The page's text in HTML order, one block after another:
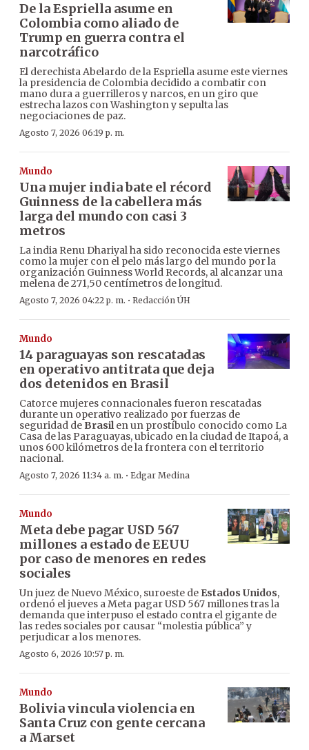
De la Espriella asume en
Colombia como aliado de
Trump en guerra contra el
narcotráfico
El derechista Abelardo de la Espriella asume este viernes
la presidencia de Colombia decidido a combatir con
mano dura a guerrilleros y narcos, en un giro que
estrecha lazos con Washington y sepulta las
negociaciones de paz.
Agosto 7, 2026 06:19 p. m.
Mundo
Una mujer india bate el récord
Guinness de la cabellera más
larga del mundo con casi 3
metros
La india Renu Dhariyal ha sido reconocida este viernes
como la mujer con el pelo más largo del mundo por la
organización Guinness World Records, al alcanzar una
melena de 271,50 centímetros de longitud.
Agosto 7, 2026 04:22 p. m. · Redacción ÚH
Mundo
14 paraguayas son rescatadas
en operativo antitrata que deja
dos detenidos en Brasil
Catorce mujeres connacionales fueron rescatadas
durante un operativo realizado por fuerzas de
seguridad de Brasilen un prostíbulo conocido como La
Casa de las Paraguayas, ubicado en la ciudad de Itapoá, a
unos 600 kilómetros de la frontera con el territorio
nacional.
Agosto 7, 2026 11:34 a. m. · Edgar Medina
Mundo
Meta debe pagar USD 567
millones a estado de EEUU
por caso de menores en redes
sociales
Un juez de Nuevo México, suroeste de Estados Unidos,
ordenó el jueves a Meta pagar USD 567 millones tras la
demanda que interpuso el estado contra el gigante de
las redes sociales por causar “molestia pública” y
perjudicar a los menores.
Agosto 6, 2026 10:57 p. m.
Mundo
Bolivia vincula violencia en
Santa Cruz con gente cercana
a Marset